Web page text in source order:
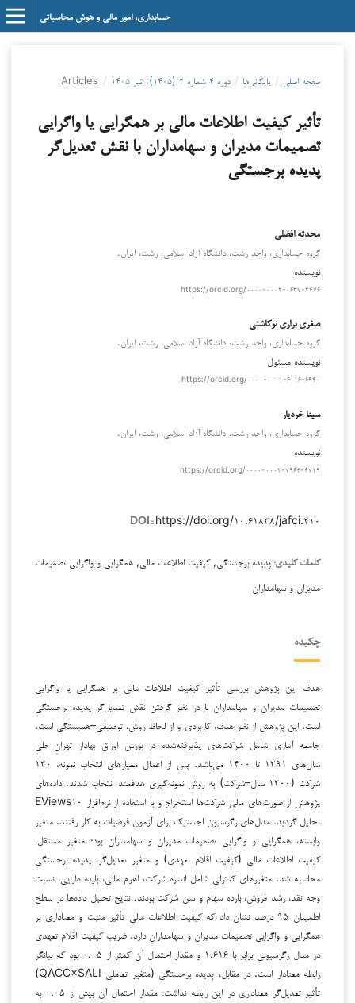
حسابداری، امور مالی و هوش محاسباتی
صفحه اصلی / بایگانی‌ها / دوره ۴ شماره ۲ (۱۴۰۵): تیر ۱۴۰۵ /
Articles
تأثیر کیفیت اطلاعات مالی بر همگرایی یا واگرایی
تصمیمات مدیران و سهامداران با نقش تعدیل‌گر
پدیده برجستگی
محدثه افضلی
گروه حسابداری، واحد رشت، دانشگاه آزاد اسلامی، رشت، ایران.
نویسنده
https://orcid.org/۰۰۰۰-۰۰۰۲-۰۶۳۷-۲۴۷۶
صغری براری نوکاشتی
گروه حسابداری، واحد رشت، دانشگاه آزاد اسلامی، رشت، ایران.
نویسنده مسئول
https://orcid.org/۰۰۰۰-۰۰۰۱-۶۰۱۶-۶۹۴۰
سینا خردیار
گروه حسابداری، واحد رشت، دانشگاه آزاد اسلامی، رشت، ایران.
نویسنده
https://orcid.org/۰۰۰۰-۰۰۰۲-۷۹۶۴-۴۷۱۹
DOI:: https://doi.org/۱۰.۶۱۸۳۸/jafci.۲۱۰
کلمات کلیدی: پدیده برجستگی, کیفیت اطلاعات مالی, همگرایی و واگرایی تصمیمات
مدیران و سهامداران
چکیده
هدف این پژوهش بررسی تأثیر کیفیت اطلاعات مالی بر همگرایی یا واگرایی
تصمیمات مدیران و سهامداران با در نظر گرفتن نقش تعدیل‌گر پدیده برجستگی
است. این پژوهش از نظر هدف، کاربردی و از لحاظ روش، توصیفی–همبستگی است.
جامعه آماری شامل شرکت‌های پذیرفته‌شده در بورس اوراق بهادار تهران طی
سال‌های ۱۳۹۱ تا ۱۴۰۰ می‌باشد. پس از اعمال معیارهای انتخاب نمونه، ۱۳۰
شرکت (۱۳۰۰ سال–شرکت) به روش نمونه‌گیری هدفمند انتخاب شدند. داده‌های
پژوهش از صورت‌های مالی شرکت‌ها استخراج و با استفاده از نرم‌افزار EViews۱۰
تحلیل گردید. مدل‌های رگرسیون لجستیک برای آزمون فرضیات به کار رفتند. متغیر
وابسته، همگرایی و واگرایی تصمیمات مدیران و سهامداران بود؛ متغیر مستقل،
کیفیت اطلاعات مالی (کیفیت اقلام تعهدی) و متغیر تعدیل‌گر، پدیده برجستگی
محاسبه شد. متغیرهای کنترلی شامل اندازه شرکت، اهرم مالی، بازده دارایی، نسبت
وجه نقد، رشد فروش، بازده سهام و سن شرکت بودند. نتایج تحلیل داده‌ها در سطح
اطمینان ۹۵ درصد نشان داد که کیفیت اطلاعات مالی تأثیر مثبت و معناداری بر
همگرایی و واگرایی تصمیمات مدیران و سهامداران دارد. ضریب کیفیت اقلام تعهدی
در مدل رگرسیونی برابر با ۱.۶۱۶ و مقدار احتمال آن کمتر از ۰.۰۵ بود که بیانگر
رابطه معنادار است. در مقابل، پدیده برجستگی (متغیر تعاملی QACC×SALI)
تأثیر تعدیل‌گر معناداری در این رابطه نداشت؛ مقدار احتمال آن بیش از ۰.۰۵ به